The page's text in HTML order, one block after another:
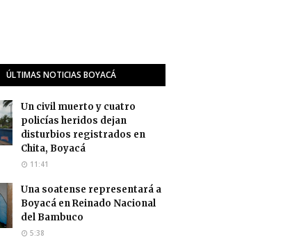
ÚLTIMAS NOTICIAS BOYACÁ
Un civil muerto y cuatro
policías heridos dejan
disturbios registrados en
Chita, Boyacá
11:41
Una soatense representará a
Boyacá en Reinado Nacional
del Bambuco
5:38